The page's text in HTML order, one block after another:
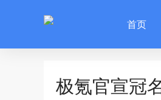
首页
极氪官宣冠